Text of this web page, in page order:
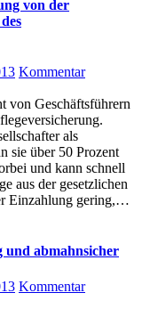
von der
Kommentar
von Geschäftsführern
als
sie über 50 Prozent
und kann schnell
aus der gesetzlichen
Einzahlung gering,…
und abmahnsicher
Kommentar